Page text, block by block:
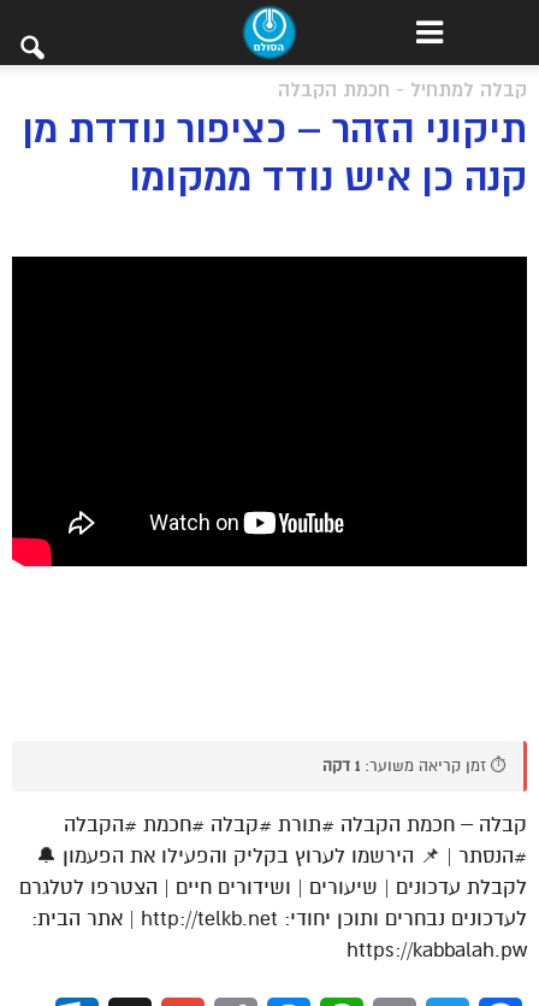
קבלה למתחיל - חכמת הקבלה
תיקוני הזהר – כציפור נודדת מן
קנה כן איש נודד ממקומו
⏱️ זמן קריאה משוער: 1 דקה
קבלה – חכמת הקבלה #תורת #קבלה #חכמת #הקבלה
#הנסתר | 📌 הירשמו לערוץ בקליק והפעילו את הפעמון 🔔
לקבלת עדכונים | שיעורים | ושידורים חיים | הצטרפו לטלגרם
לעדכונים נבחרים ותוכן יחודי: http://telkb.net | אתר הבית:
https://kabbalah.pw